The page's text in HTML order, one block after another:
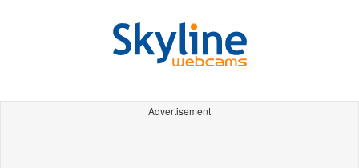
Advertisement